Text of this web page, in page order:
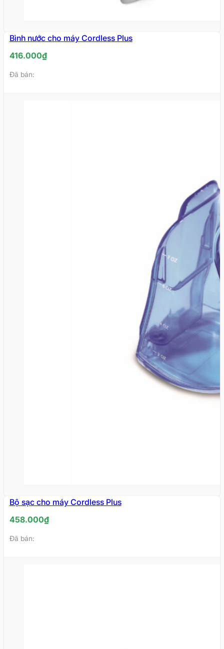
HẾT
HÀNG
Bình nước cho máy Cordless Plus
416.000₫
Đã bán:
HẾT
HÀNG
Bộ sạc cho máy Cordless Plus
458.000₫
Đã bán: